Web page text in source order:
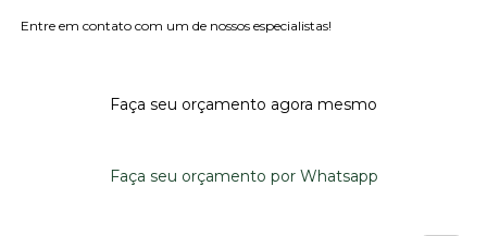
Entre em contato com um de nossos especialistas!
Faça seu orçamento agora mesmo
Faça seu orçamento por Whatsapp